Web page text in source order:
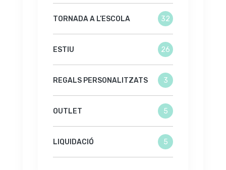
TORNADA A L’ESCOLA 32
ESTIU 26
REGALS PERSONALITZATS 3
OUTLET 5
LIQUIDACIÓ 5